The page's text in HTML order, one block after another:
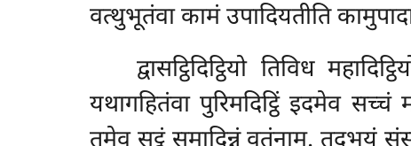
वत्थुभूतंवा कामं उपादियतीति
द्वासट्ठिदिट्ठियो तिविध
यथागहितंवा पुरिमदिट्ठिं इदमेव सच्चं